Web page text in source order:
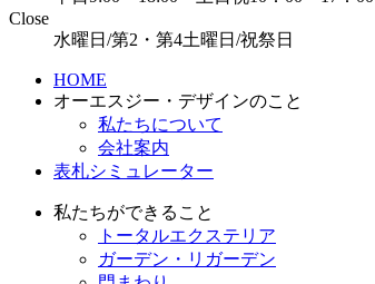
Close
水曜日/第2・第4土曜日/祝祭日
HOME
オーエスジー・デザインのこと
私たちについて
会社案内
表札シミュレーター
私たちができること
トータルエクステリア
ガーデン・リガーデン